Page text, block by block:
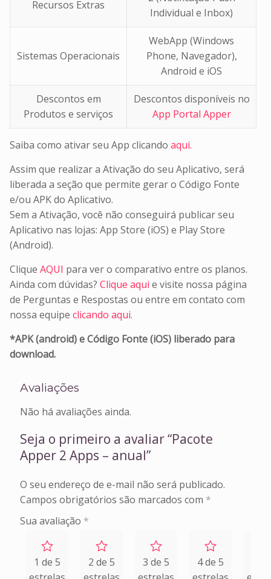
Recursos Extras
Individual e Inbox)
Sistemas Operacionais
WebApp (Windows
Phone, Navegador),
Android e iOS
Descontos em
Produtos e serviços
Descontos disponíveis no
App Portal Apper
Saiba como ativar seu App clicandoaqui.
Assim que realizar a Ativação do seu Aplicativo, será
liberada a seção que permite gerar o Código Fonte
e/ou APK do Aplicativo.
Sem a Ativação, você não conseguirá publicar seu
Aplicativo nas lojas: App Store (iOS) e Play Store
(Android).
CliqueAQUI para ver o comparativo entre os planos.
Ainda com dúvidas?Clique aqui e visite nossa página
de Perguntas e Respostas ou entre em contato com
nossa equipeclicando aqui.
*APK (android) e Código Fonte (iOS) liberado para
download.
Avaliações
Não há avaliações ainda.
Seja o primeiro a avaliar “Pacote
Apper 2 Apps – anual”
O seu endereço de e-mail não será publicado.
Campos obrigatórios são marcados com *
Sua avaliação *
1 de 5
2 de 5
3 de 5
4 de 5